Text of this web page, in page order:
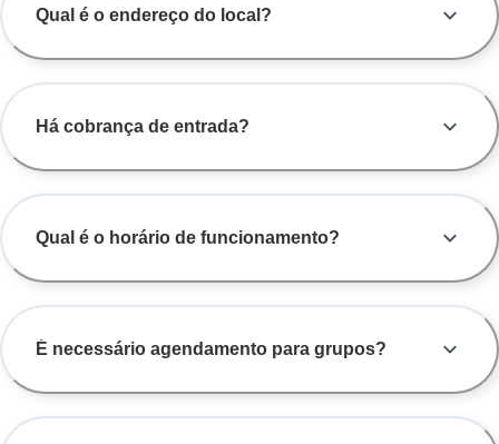
Qual é o endereço do local?
Há cobrança de entrada?
Qual é o horário de funcionamento?
É necessário agendamento para grupos?